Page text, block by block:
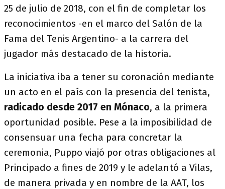
25 de julio de 2018, con el fin de completar los
reconocimientos -en el marco del Salón de la
Fama del Tenis Argentino- a la carrera del
jugador más destacado de la historia.
La iniciativa iba a tener su coronación mediante
un acto en el país con la presencia del tenista,
radicado desde 2017 en Mónaco, a la primera
oportunidad posible. Pese a la imposibilidad de
consensuar una fecha para concretar la
ceremonia, Puppo viajó por otras obligaciones al
Principado a fines de 2019 y le adelantó a Vilas,
de manera privada y en nombre de la AAT, los